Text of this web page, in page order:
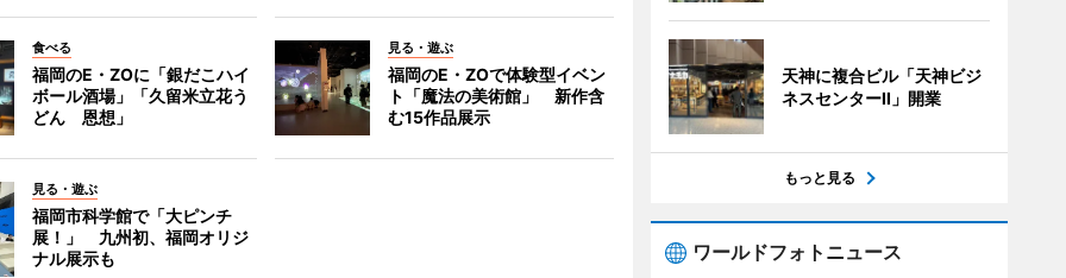
食べる
福岡のE・ZOに「銀だこハイ
ボール酒場」「久留米立花う
どん 恩想」
見る・遊ぶ
福岡のE・ZOで体験型イベン
ト「魔法の美術館」 新作含
む15作品展示
見る・遊ぶ
福岡市科学館で「大ピンチ
展！」 九州初、福岡オリジ
ナル展示も
天神に複合ビル「天神ビジ
ネスセンターII」開業
もっと見る
ワールドフォトニュース